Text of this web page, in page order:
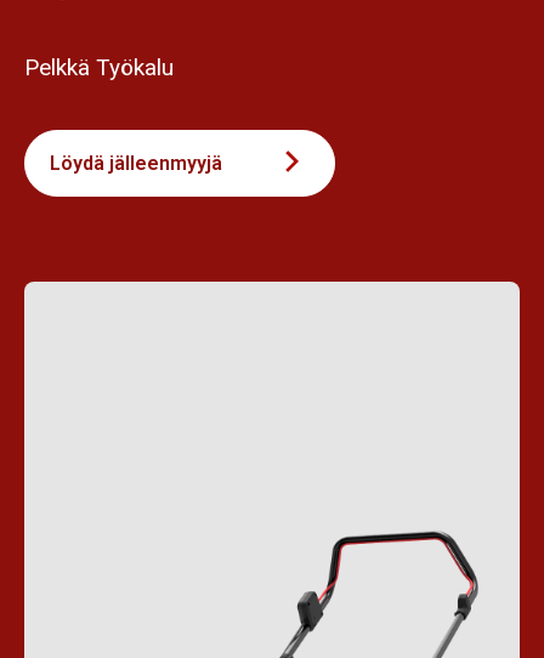
Pelkkä Työkalu
Löydä jälleenmyyjä